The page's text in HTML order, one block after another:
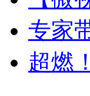
专家
超燃